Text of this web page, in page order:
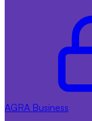
AGRA Business